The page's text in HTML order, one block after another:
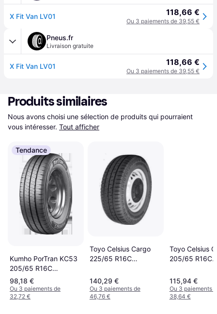
X Fit Van LV01 118,66 €
Ou 3 paiements de 39,55 €
Pneus.fr
Livraison gratuite
X Fit Van LV01 118,66 €
Ou 3 paiements de 39,55 €
Produits similaires
Nous avons choisi une sélection de produits qui pourraient
vous intéresser. Tout afficher
Tendance
Kumho PorTran KC53
205/65 R16C
107/105T 8PR
98,18 €
Ou 3 paiements de
32,72 €
Toyo Celsius Cargo
225/65 R16C
140,29 €
Ou 3 paiements de
46,76 €
Toyo Celsius
205/65 R16C
115,94 €
Ou 3 paiements
38,64 €